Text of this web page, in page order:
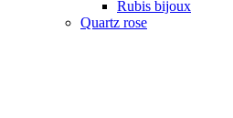
Rubis bijoux
Quartz rose